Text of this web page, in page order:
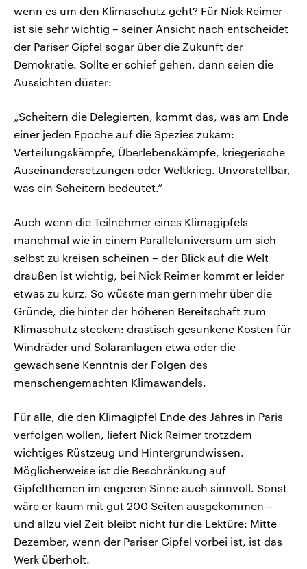
wenn es um den Klimaschutz geht? Für Nick Reimer
ist sie sehr wichtig – seiner Ansicht nach entscheidet
der Pariser Gipfel sogar über die Zukunft der
Demokratie. Sollte er schief gehen, dann seien die
Aussichten düster:
„Scheitern die Delegierten, kommt das, was am Ende
einer jeden Epoche auf die Spezies zukam:
Verteilungskämpfe, Überlebenskämpfe, kriegerische
Auseinandersetzungen oder Weltkrieg. Unvorstellbar,
was ein Scheitern bedeutet.“
Auch wenn die Teilnehmer eines Klimagipfels
manchmal wie in einem Paralleluniversum um sich
selbst zu kreisen scheinen – der Blick auf die Welt
draußen ist wichtig, bei Nick Reimer kommt er leider
etwas zu kurz. So wüsste man gern mehr über die
Gründe, die hinter der höheren Bereitschaft zum
Klimaschutz stecken: drastisch gesunkene Kosten für
Windräder und Solaranlagen etwa oder die
gewachsene Kenntnis der Folgen des
menschengemachten Klimawandels.
Für alle, die den Klimagipfel Ende des Jahres in Paris
verfolgen wollen, liefert Nick Reimer trotzdem
wichtiges Rüstzeug und Hintergrundwissen.
Möglicherweise ist die Beschränkung auf
Gipfelthemen im engeren Sinne auch sinnvoll. Sonst
wäre er kaum mit gut 200 Seiten ausgekommen –
und allzu viel Zeit bleibt nicht für die Lektüre: Mitte
Dezember, wenn der Pariser Gipfel vorbei ist, ist das
Werk überholt.